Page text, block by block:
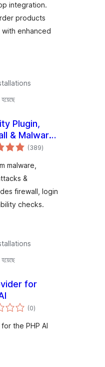
integration.
products
with enhanced
Plugin,
& Malware
with Auto
(389total
ratings
)
malware,
&
firewall, login
checks.
for
(0total
ratings
)
the PHP AI